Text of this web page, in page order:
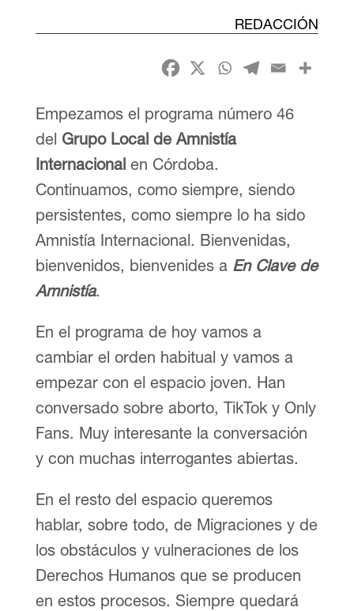
REDACCIÓN
Empezamos el programa número 46
del Grupo Local de Amnistía
Internacionalen Córdoba.
Continuamos, como siempre, siendo
persistentes, como siempre lo ha sido
Amnistía Internacional. Bienvenidas,
bienvenidos, bienvenides a En Clave de
Amnistía.
En el programa de hoy vamos a
cambiar el orden habitual y vamos a
empezar con el espacio joven. Han
conversado sobre aborto, TikTok y Only
Fans. Muy interesante la conversación
y con muchas interrogantes abiertas.
En el resto del espacio queremos
hablar, sobre todo, de Migraciones y de
los obstáculos y vulneraciones de los
Derechos Humanos que se producen
en estos procesos. Siempre quedará